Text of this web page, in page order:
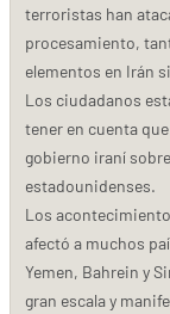
terroristas han
procesamiento,
elementos en Irán
Los ciudadanos
tener en cuenta
gobierno iraní
estadounidenses.
Los
afectó a muchos
Yemen, Bahrein y
gran escala y